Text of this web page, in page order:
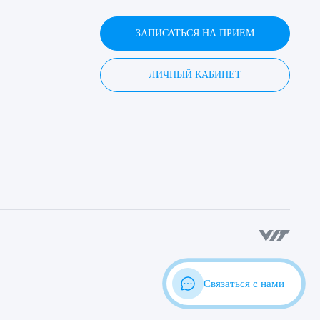
ЗАПИСАТЬСЯ НА ПРИЕМ
ЛИЧНЫЙ КАБИНЕТ
Связаться с нами